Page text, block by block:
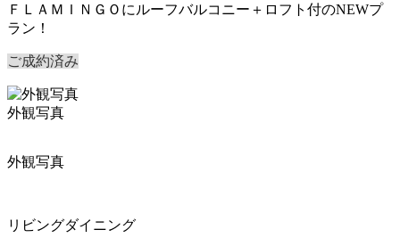
ＦＬＡＭＩＮＧＯにルーフバルコニー＋ロフト付のNEWプ
ラン！
ご成約済み
外観写真
外観写真
リビングダイニング